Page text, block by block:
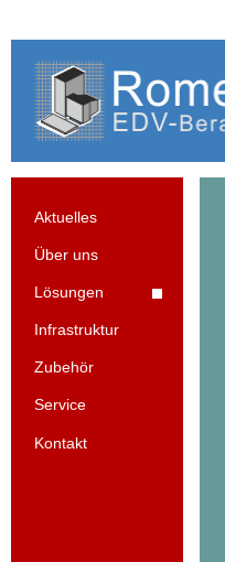
Aktuelles
Über uns
Lösungen
Infrastruktur
Zubehör
Service
Kontakt